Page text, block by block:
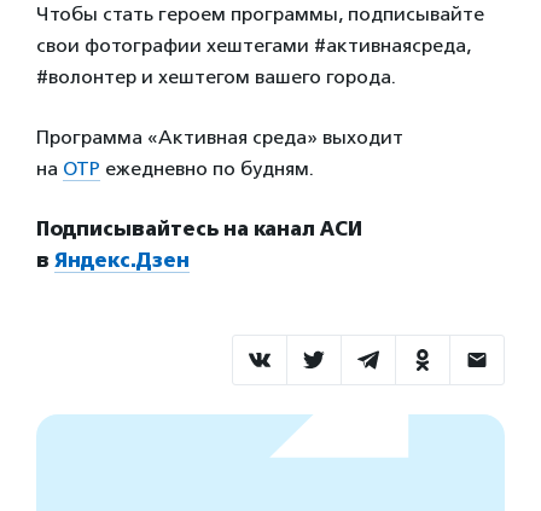
Чтобы стать героем программы, подписывайте
свои фотографии хештегами #активнаясреда,
#волонтер и хештегом вашего города.
Программа «Активная среда» выходит
на ОТР ежедневно по будням.
Подписывайтесь на канал АСИ
в Яндекс.Дзен